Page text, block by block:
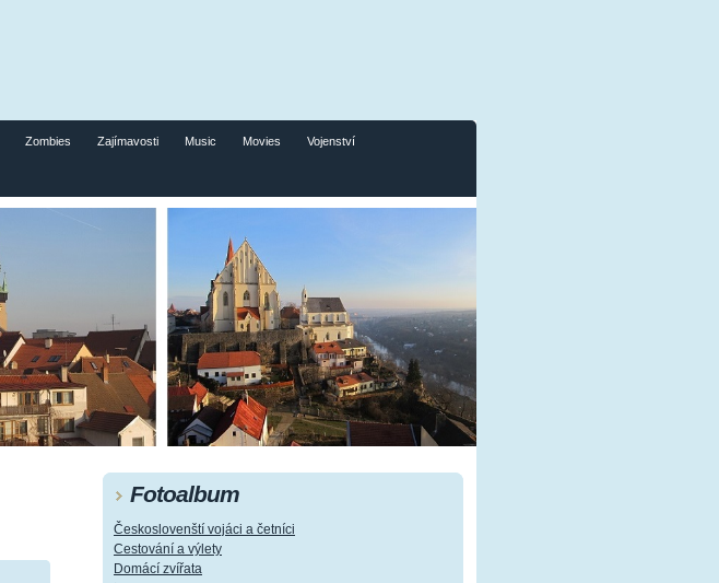
Zombies Zajímavosti Music Movies Vojenství
Fotoalbum
Českoslovenští vojáci a četníci
Cestování a výlety
Domácí zvířata